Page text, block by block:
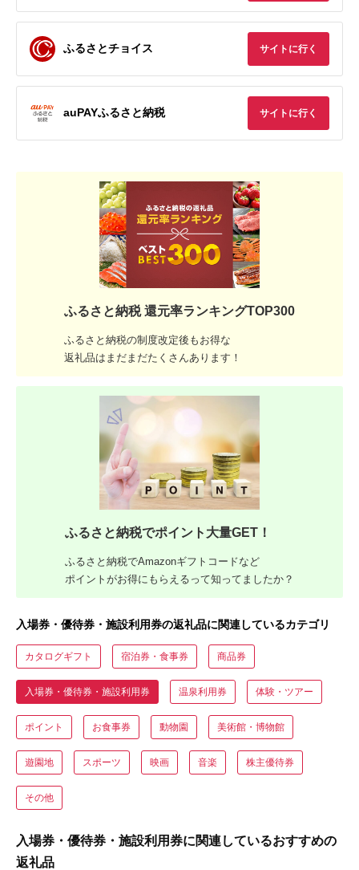
ふるさとチョイス サイトに行く
auPAYふるさと納税 サイトに行く
ふるさと納税 還元率ランキングTOP300
ふるさと納税の制度改定後もお得な
返礼品はまだまだたくさんあります！
ふるさと納税でポイント大量GET！
ふるさと納税でAmazonギフトコードなど
ポイントがお得にもらえるって知ってましたか？
入場券・優待券・施設利用券の返礼品に関連しているカテゴリ
カタログギフト 宿泊券・食事券 商品券
入場券・優待券・施設利用券 温泉利用券 体験・ツアー
ポイント お食事券 動物園 美術館・博物館
遊園地 スポーツ 映画 音楽 株主優待券
その他
入場券・優待券・施設利用券に関連しているおすすめの
返礼品